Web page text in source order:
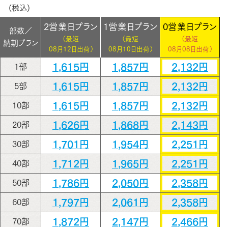
(税込)
部数／
納期プラン
2営業日プラン
（最短
08月12日出荷）
1営業日プラン
（最短
08月10日出荷）
0営業日プラン
（最短
08月08日出荷）
1部 1,615円 1,857円 2,132円
5部 1,615円 1,857円 2,132円
10部 1,615円 1,857円 2,132円
20部 1,626円 1,868円 2,143円
30部 1,701円 1,954円 2,251円
40部 1,712円 1,965円 2,251円
50部 1,786円 2,050円 2,358円
60部 1,797円 2,061円 2,358円
70部 1,872円 2,147円 2,466円